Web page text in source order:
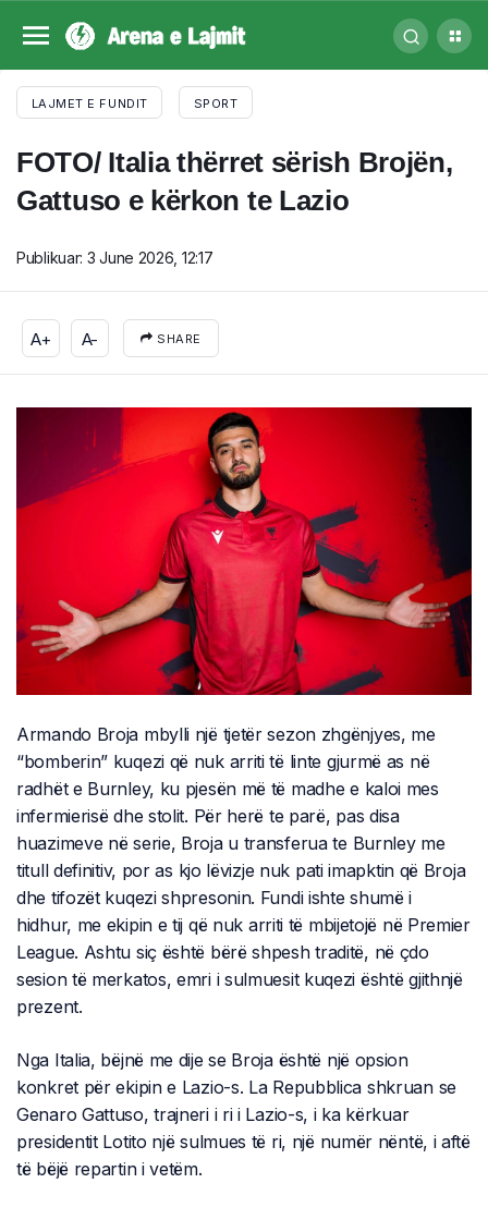
LAJMET E FUNDIT SPORT
FOTO/ Italia thërret sërish Brojën,
Gattuso e kërkon te Lazio
Publikuar: 3 June 2026, 12:17
A+ A- SHARE
Armando Broja mbylli një tjetër sezon zhgënjyes, me
“bomberin” kuqezi që nuk arriti të linte gjurmë as në
radhët e Burnley, ku pjesën më të madhe e kaloi mes
infermierisë dhe stolit. Për herë te parë, pas disa
huazimeve në serie, Broja u transferua te Burnley me
titull definitiv, por as kjo lëvizje nuk pati imapktin që Broja
dhe tifozët kuqezi shpresonin. Fundi ishte shumë i
hidhur, me ekipin e tij që nuk arriti të mbijetojë në Premier
League. Ashtu siç është bërë shpesh traditë, në çdo
sesion të merkatos, emri i sulmuesit kuqezi është gjithnjë
prezent.
Nga Italia, bëjnë me dije se Broja është një opsion
konkret për ekipin e Lazio-s. La Repubblica shkruan se
Genaro Gattuso, trajneri i ri i Lazio-s, i ka kërkuar
presidentit Lotito një sulmues të ri, një numër nëntë, i aftë
të bëjë repartin i vetëm.